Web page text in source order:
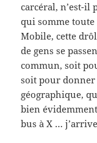
carcéral, n’est-il
qui somme
Mobile, cette
de gens se
commun, soit
soit pour
géographique,
bien
bus à X …